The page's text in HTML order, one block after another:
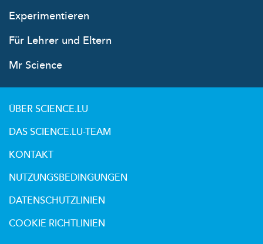
Experimentieren
Für Lehrer und Eltern
Mr Science
ÜBER SCIENCE.LU
DAS SCIENCE.LU-TEAM
KONTAKT
NUTZUNGSBEDINGUNGEN
DATENSCHUTZLINIEN
COOKIE RICHTLINIEN